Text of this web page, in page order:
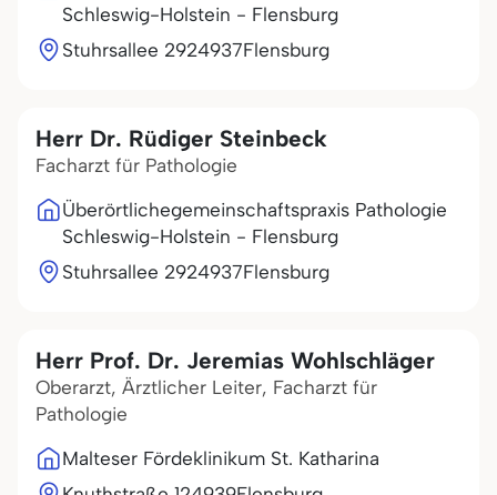
Schleswig-Holstein - Flensburg
Stuhrsallee 2924937Flensburg
Herr Dr. Rüdiger Steinbeck
Facharzt für Pathologie
Überörtlichegemeinschaftspraxis Pathologie
Schleswig-Holstein - Flensburg
Stuhrsallee 2924937Flensburg
Herr Prof. Dr. Jeremias Wohlschläger
Oberarzt, Ärztlicher Leiter, Facharzt für
Pathologie
Malteser Fördeklinikum St. Katharina